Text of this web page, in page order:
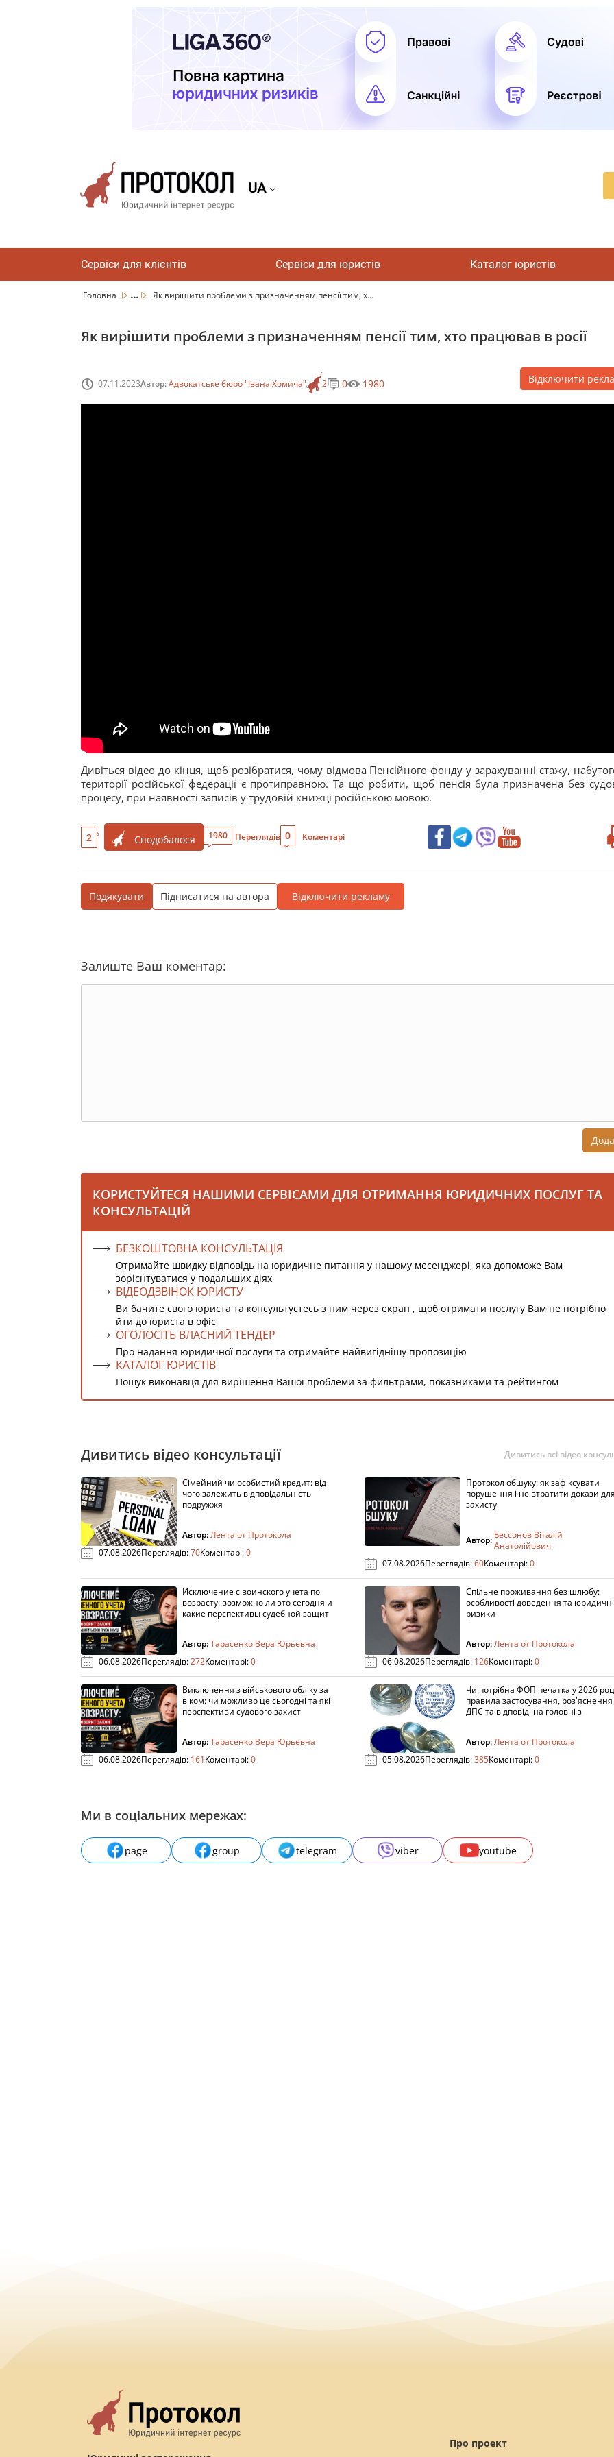
UA
Сервіси для клієнтів Сервіси для юристів Каталог юристів
Головна ... Як вирішити проблеми з призначенням пенсії тим, х...
Як вирішити проблеми з призначенням пенсії тим, хто працював в росії
07.11.2023Автор:Адвокатське бюро "Івана Хомича" 2 0 1980 Відключити
Дивіться відео до кінця, щоб розібратися, чому відмова Пенсійного фонду у зарахуванні стажу,
території російської федерації є протиправною. Та що робити, щоб пенсія була призначена без
процесу, при наявності записів у трудовій книжці російською мовою.
2 Сподобалося 1980 Переглядів 0 Коментарі
Подякувати Підписатися на автора Відключити рекламу
Залиште Ваш коментар:
КОРИСТУЙТЕСЯ НАШИМИ СЕРВІСАМИ ДЛЯ ОТРИМАННЯ ЮРИДИЧНИХ ПОСЛУГ ТА
КОНСУЛЬТАЦІЙ
БЕЗКОШТОВНА КОНСУЛЬТАЦІЯ
Отримайте швидку відповідь на юридичне питання у нашому месенджері, яка допоможе Вам
зорієнтуватися у подальших діях
ВІДЕОДЗВІНОК ЮРИСТУ
Ви бачите свого юриста та консультуєтесь з ним через екран , щоб отримати послугу Вам не потрібно
йти до юриста в офіс
ОГОЛОСІТЬ ВЛАСНИЙ ТЕНДЕР
Про надання юридичної послуги та отримайте найвигіднішу пропозицію
КАТАЛОГ ЮРИСТІВ
Пошук виконавця для вирішення Вашої проблеми за фильтрами, показниками та рейтингом
Дивитись відео консультації Дивитись всі відео
Сімейний чи особистий кредит: від
чого залежить відповідальність
подружжя
Автор:Лента от Протокола
07.08.2026Переглядів:70Коментарі:0
Протокол обшуку: як зафіксувати
порушення і не втратити докази для
захисту
Автор: Бессонов Віталій
Анатолійович
07.08.2026Переглядів:60Коментарі:0
Исключение с воинского учета по
возрасту: возможно ли это сегодня и
какие перспективы судебной защит
Автор:Тарасенко Вера Юрьевна
06.08.2026Переглядів:272Коментарі:0
Спільне проживання без шлюбу:
особливості доведення та юридичні
ризики
Автор:Лента от Протокола
06.08.2026Переглядів: 126Коментарі:0
Виключення з військового обліку за
віком: чи можливо це сьогодні та які
перспективи судового захист
Автор:Тарасенко Вера Юрьевна
06.08.2026Переглядів: 161Коментарі:0
Чи потрібна ФОП печатка у 2026
правила застосування, роз'яснення
ДПС та відповіді на головні з
Автор:Лента от Протокола
05.08.2026Переглядів:385Коментарі:0
Ми в соціальних мережах:
page group telegram viber youtube
Про проект